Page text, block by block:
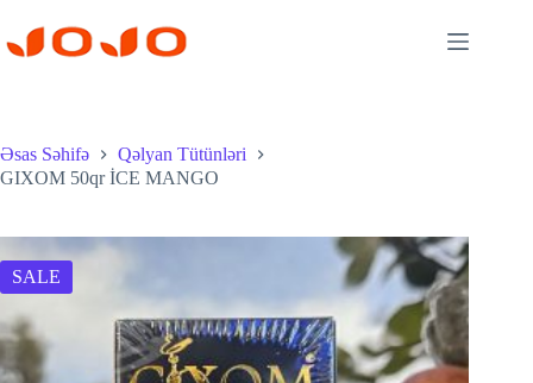
content
Əsas Səhifə
Qəlyan Tütünləri
GIXOM 50qr İCE MANGO
SALE